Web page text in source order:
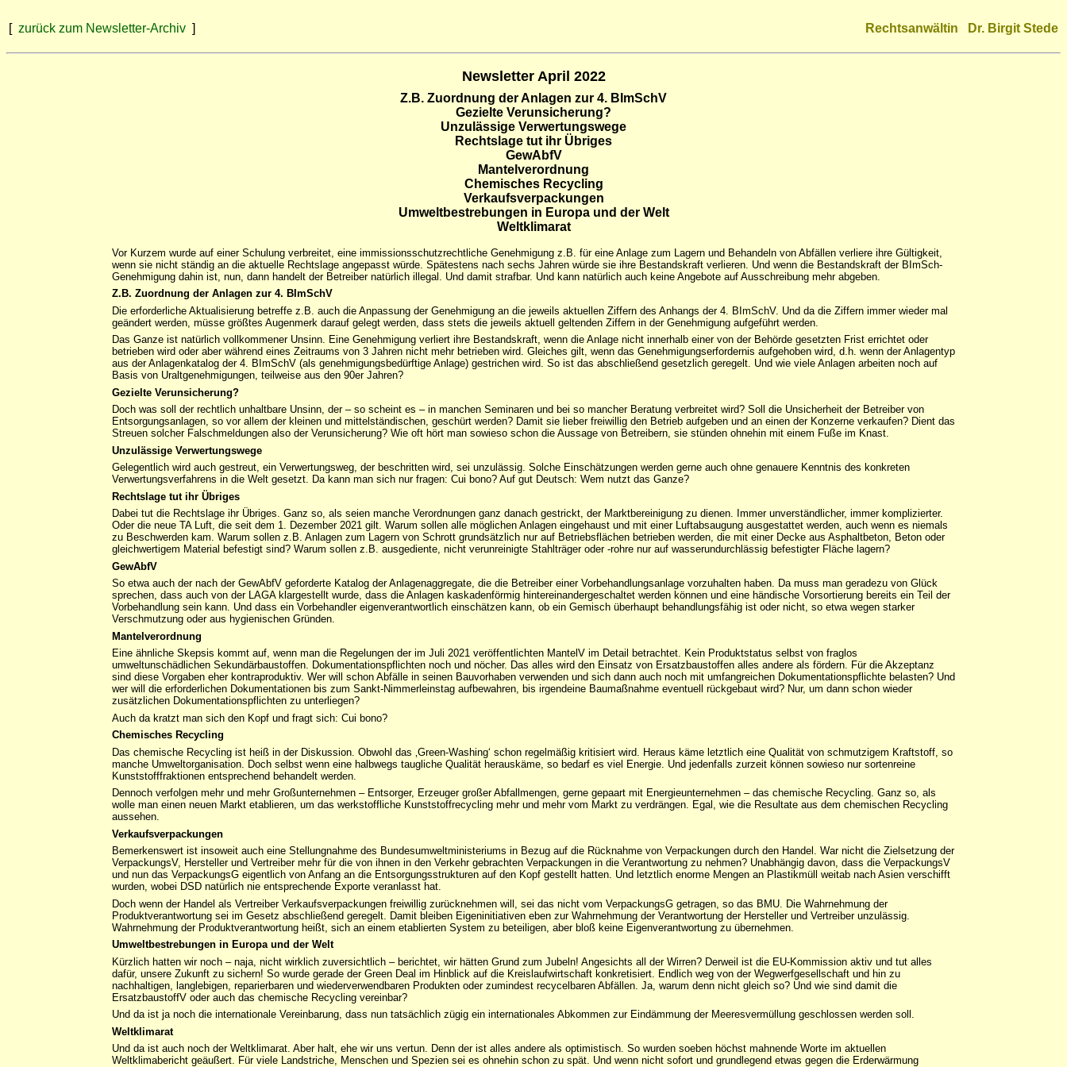
[ zurück zum Newsletter-Archiv ] Rechtsanwältin Dr. Birgit Stede
Newsletter April 2022
Z.B. Zuordnung der Anlagen zur 4. BImSchV
Gezielte Verunsicherung?
Unzulässige Verwertungswege
Rechtslage tut ihr Übriges
GewAbfV
Mantelverordnung
Chemisches Recycling
Verkaufsverpackungen
Umweltbestrebungen in Europa und der Welt
Weltklimarat
Vor Kurzem wurde auf einer Schulung verbreitet, eine immissionsschutzrechtliche Genehmigung z.B. für eine Anlage zum Lagern und Behandeln von Abfällen verliere ihre Gültigkeit,
wenn sie nicht ständig an die aktuelle Rechtslage angepasst würde. Spätestens nach sechs Jahren würde sie ihre Bestandskraft verlieren. Und wenn die Bestandskraft der BImSch-
Genehmigung dahin ist, nun, dann handelt der Betreiber natürlich illegal. Und damit strafbar. Und kann natürlich auch keine Angebote auf Ausschreibung mehr abgeben.
Z.B. Zuordnung der Anlagen zur 4. BImSchV
Die erforderliche Aktualisierung betreffe z.B. auch die Anpassung der Genehmigung an die jeweils aktuellen Ziffern des Anhangs der 4. BImSchV. Und da die Ziffern immer wieder mal
geändert werden, müsse größtes Augenmerk darauf gelegt werden, dass stets die jeweils aktuell geltenden Ziffern in der Genehmigung aufgeführt werden.
Das Ganze ist natürlich vollkommener Unsinn. Eine Genehmigung verliert ihre Bestandskraft, wenn die Anlage nicht innerhalb einer von der Behörde gesetzten Frist errichtet oder
betrieben wird oder aber während eines Zeitraums von 3 Jahren nicht mehr betrieben wird. Gleiches gilt, wenn das Genehmigungserfordernis aufgehoben wird, d.h. wenn der Anlagentyp
aus der Anlagenkatalog der 4. BImSchV (als genehmigungsbedürftige Anlage) gestrichen wird. So ist das abschließend gesetzlich geregelt. Und wie viele Anlagen arbeiten noch auf
Basis von Uraltgenehmigungen, teilweise aus den 90er Jahren?
Gezielte Verunsicherung?
Doch was soll der rechtlich unhaltbare Unsinn, der – so scheint es – in manchen Seminaren und bei so mancher Beratung verbreitet wird? Soll die Unsicherheit der Betreiber von
Entsorgungsanlagen, so vor allem der kleinen und mittelständischen, geschürt werden? Damit sie lieber freiwillig den Betrieb aufgeben und an einen der Konzerne verkaufen? Dient das
Streuen solcher Falschmeldungen also der Verunsicherung? Wie oft hört man sowieso schon die Aussage von Betreibern, sie stünden ohnehin mit einem Fuße im Knast.
Unzulässige Verwertungswege
Gelegentlich wird auch gestreut, ein Verwertungsweg, der beschritten wird, sei unzulässig. Solche Einschätzungen werden gerne auch ohne genauere Kenntnis des konkreten
Verwertungsverfahrens in die Welt gesetzt. Da kann man sich nur fragen: Cui bono? Auf gut Deutsch: Wem nutzt das Ganze?
Rechtslage tut ihr Übriges
Dabei tut die Rechtslage ihr Übriges. Ganz so, als seien manche Verordnungen ganz danach gestrickt, der Marktbereinigung zu dienen. Immer unverständlicher, immer komplizierter.
Oder die neue TA Luft, die seit dem 1. Dezember 2021 gilt. Warum sollen alle möglichen Anlagen eingehaust und mit einer Luftabsaugung ausgestattet werden, auch wenn es niemals
zu Beschwerden kam. Warum sollen z.B. Anlagen zum Lagern von Schrott grundsätzlich nur auf Betriebsflächen betrieben werden, die mit einer Decke aus Asphaltbeton, Beton oder
gleichwertigem Material befestigt sind? Warum sollen z.B. ausgediente, nicht verunreinigte Stahlträger oder -rohre nur auf wasserundurchlässig befestigter Fläche lagern?
GewAbfV
So etwa auch der nach der GewAbfV geforderte Katalog der Anlagenaggregate, die die Betreiber einer Vorbehandlungsanlage vorzuhalten haben. Da muss man geradezu von Glück
sprechen, dass auch von der LAGA klargestellt wurde, dass die Anlagen kaskadenförmig hintereinandergeschaltet werden können und eine händische Vorsortierung bereits ein Teil der
Vorbehandlung sein kann. Und dass ein Vorbehandler eigenverantwortlich einschätzen kann, ob ein Gemisch überhaupt behandlungsfähig ist oder nicht, so etwa wegen starker
Verschmutzung oder aus hygienischen Gründen.
Mantelverordnung
Eine ähnliche Skepsis kommt auf, wenn man die Regelungen der im Juli 2021 veröffentlichten MantelV im Detail betrachtet. Kein Produktstatus selbst von fraglos
umweltunschädlichen Sekundärbaustoffen. Dokumentationspflichten noch und nöcher. Das alles wird den Einsatz von Ersatzbaustoffen alles andere als fördern. Für die Akzeptanz
sind diese Vorgaben eher kontraproduktiv. Wer will schon Abfälle in seinen Bauvorhaben verwenden und sich dann auch noch mit umfangreichen Dokumentationspflichte belasten? Und
wer will die erforderlichen Dokumentationen bis zum Sankt-Nimmerleinstag aufbewahren, bis irgendeine Baumaßnahme eventuell rückgebaut wird? Nur, um dann schon wieder
zusätzlichen Dokumentationspflichten zu unterliegen?
Auch da kratzt man sich den Kopf und fragt sich: Cui bono?
Chemisches Recycling
Das chemische Recycling ist heiß in der Diskussion. Obwohl das ‚Green-Washing‘ schon regelmäßig kritisiert wird. Heraus käme letztlich eine Qualität von schmutzigem Kraftstoff, so
manche Umweltorganisation. Doch selbst wenn eine halbwegs taugliche Qualität herauskäme, so bedarf es viel Energie. Und jedenfalls zurzeit können sowieso nur sortenreine
Kunststofffraktionen entsprechend behandelt werden.
Dennoch verfolgen mehr und mehr Großunternehmen – Entsorger, Erzeuger großer Abfallmengen, gerne gepaart mit Energieunternehmen – das chemische Recycling. Ganz so, als
wolle man einen neuen Markt etablieren, um das werkstoffliche Kunststoffrecycling mehr und mehr vom Markt zu verdrängen. Egal, wie die Resultate aus dem chemischen Recycling
aussehen.
Verkaufsverpackungen
Bemerkenswert ist insoweit auch eine Stellungnahme des Bundesumweltministeriums in Bezug auf die Rücknahme von Verpackungen durch den Handel. War nicht die Zielsetzung der
VerpackungsV, Hersteller und Vertreiber mehr für die von ihnen in den Verkehr gebrachten Verpackungen in die Verantwortung zu nehmen? Unabhängig davon, dass die VerpackungsV
und nun das VerpackungsG eigentlich von Anfang an die Entsorgungsstrukturen auf den Kopf gestellt hatten. Und letztlich enorme Mengen an Plastikmüll weitab nach Asien verschifft
wurden, wobei DSD natürlich nie entsprechende Exporte veranlasst hat.
Doch wenn der Handel als Vertreiber Verkaufsverpackungen freiwillig zurücknehmen will, sei das nicht vom VerpackungsG getragen, so das BMU. Die Wahrnehmung der
Produktverantwortung sei im Gesetz abschließend geregelt. Damit bleiben Eigeninitiativen eben zur Wahrnehmung der Verantwortung der Hersteller und Vertreiber unzulässig.
Wahrnehmung der Produktverantwortung heißt, sich an einem etablierten System zu beteiligen, aber bloß keine Eigenverantwortung zu übernehmen.
Umweltbestrebungen in Europa und der Welt
Kürzlich hatten wir noch – naja, nicht wirklich zuversichtlich – berichtet, wir hätten Grund zum Jubeln! Angesichts all der Wirren? Derweil ist die EU-Kommission aktiv und tut alles
dafür, unsere Zukunft zu sichern! So wurde gerade der Green Deal im Hinblick auf die Kreislaufwirtschaft konkretisiert. Endlich weg von der Wegwerfgesellschaft und hin zu
nachhaltigen, langlebigen, reparierbaren und wiederverwendbaren Produkten oder zumindest recycelbaren Abfällen. Ja, warum denn nicht gleich so? Und wie sind damit die
ErsatzbaustoffV oder auch das chemische Recycling vereinbar?
Und da ist ja noch die internationale Vereinbarung, dass nun tatsächlich zügig ein internationales Abkommen zur Eindämmung der Meeresvermüllung geschlossen werden soll.
Weltklimarat
Und da ist auch noch der Weltklimarat. Aber halt, ehe wir uns vertun. Denn der ist alles andere als optimistisch. So wurden soeben höchst mahnende Worte im aktuellen
Weltklimabericht geäußert. Für viele Landstriche, Menschen und Spezien sei es ohnehin schon zu spät. Und wenn nicht sofort und grundlegend etwas gegen die Erderwärmung